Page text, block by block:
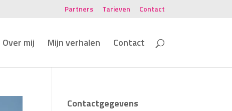
Partners Tarieven Contact
Over mij Mijn verhalen Contact
Contactgegevens